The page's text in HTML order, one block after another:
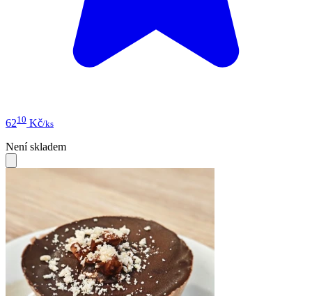
6210 Kč/ks
Není skladem